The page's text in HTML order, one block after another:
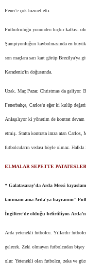
Fener'e çok hizmet etti.
Futbolculuğu yönünden hiçbir katkısı
Şampiyonluğun kaybolmasında en
son maçlara sarı kart görüp Brezilya'ya
Karadeniz'in doğusunda.
Uzak. Maç Pazar. Christmas da
Fenerbahçe, Carlos'u eğer ki kulüp
Anlaşılıyor ki yönetim de kontrat
etmiş. Statta kontrata imza atan Carlos,
futbolcuların vedası böyle olmaz.
ELMALAR SEPETTE
* Galatasaray'da Arda Messi
tanımam ama Arda'ya hayranım"
İngiltere'de olduğu belirtiliyor.
Arda yetenekli futbolcu. Yıllardır
gelecek. Zeki olmayan futbolcudan
olur. Yetenekli olan futbolcu, zeka ve